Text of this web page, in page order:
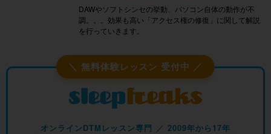
DAWやソフトシンセの挙動、パソコン自体の動作が不
調。。。効果も高い「アクセス権の修復」に関して解説
を行っていきます。
＼ 無料体験レッスン 受付中 ／
オンラインDTMレッスン専門 ／ 2009年から17年